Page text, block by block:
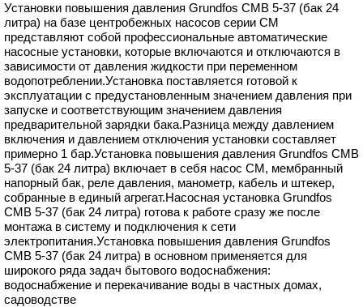
Установки повышения давления Grundfos CMB 5-37 (бак 24
литра) на базе центробежных насосов серии CM
представляют собой профессиональные автоматические
насосные установки, которые включаются и отключаются в
зависимости от давления жидкости при переменном
водопотреблении.Установка поставляется готовой к
эксплуатации с предустановленным значением давления при
запуске и соответствующим значением давления
предварительной зарядки бака.Разница между давлением
включения и давлением отключения установки составляет
примерно 1 бар.Установка повышения давления Grundfos CMB
5-37 (бак 24 литра) включает в себя насос CM, мембранный
напорный бак, реле давления, манометр, кабель и штекер,
собранные в единый агрегат.Насосная установка Grundfos
CMB 5-37 (бак 24 литра) готова к работе сразу же после
монтажа в систему и подключения к сети
электропитания.Установка повышения давления Grundfos
CMB 5-37 (бак 24 литра) в основном применяется для
широкого ряда задач бытового водоснабжения:
водоснабжение и перекачивание воды в частных домах,
садоводстве